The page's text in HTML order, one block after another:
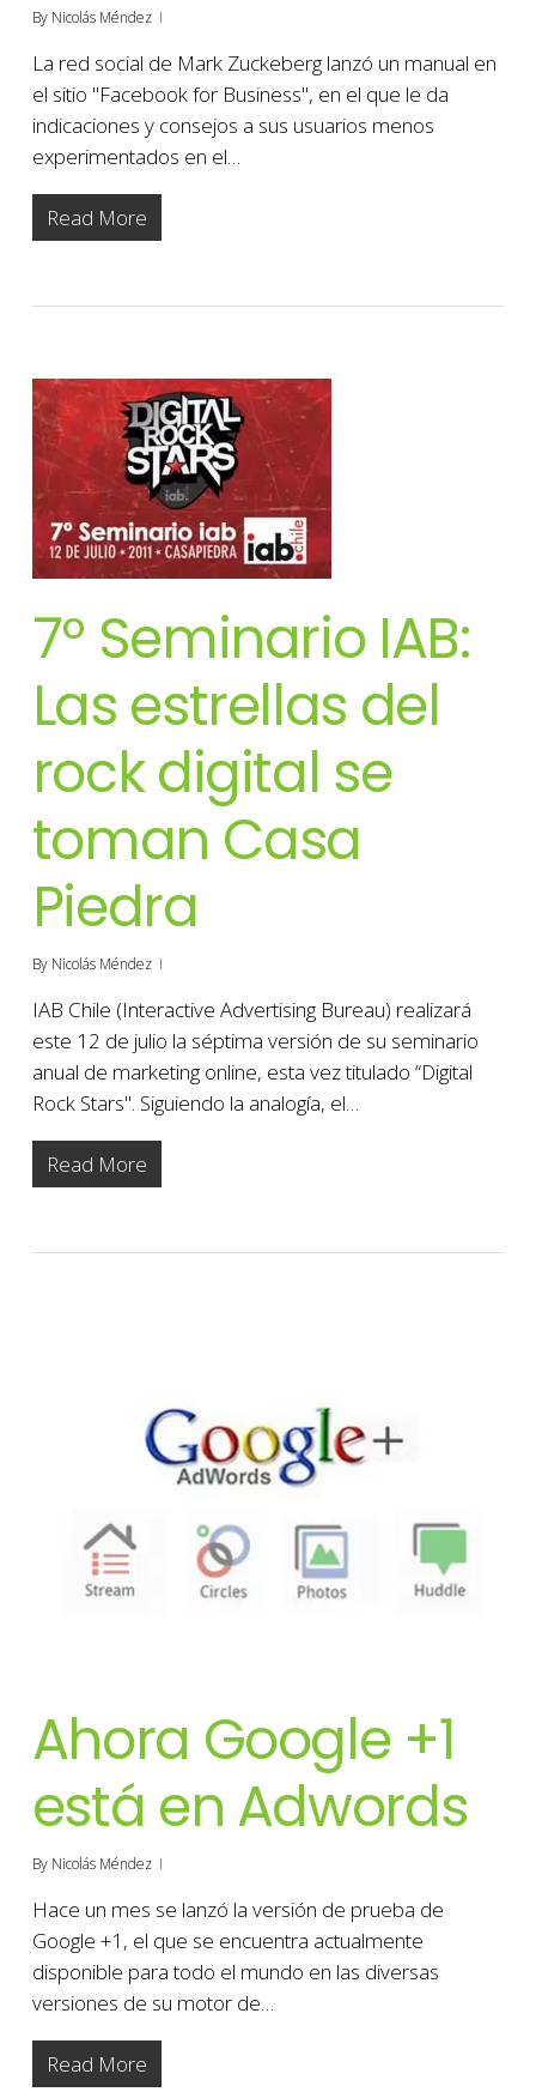
By Nicolás Méndez
La red social de Mark Zuckeberg lanzó un manual en
el sitio "Facebook for Business", en el que le da
indicaciones y consejos a sus usuarios menos
experimentados en el…
Read More
7º Seminario IAB:
Las estrellas del
rock digital se
toman Casa
Piedra
By Nicolás Méndez
IAB Chile (Interactive Advertising Bureau) realizará
este 12 de julio la séptima versión de su seminario
anual de marketing online, esta vez titulado “Digital
Rock Stars". Siguiendo la analogía, el…
Read More
Ahora Google +1
está en Adwords
By Nicolás Méndez
Hace un mes se lanzó la versión de prueba de
Google +1, el que se encuentra actualmente
disponible para todo el mundo en las diversas
versiones de su motor de…
Read More